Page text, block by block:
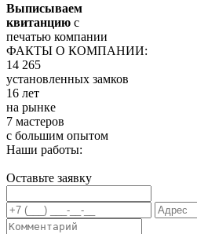
Выписываем
квитанцию с
печатью компании
ФАКТЫ О КОМПАНИИ:
14 265
установленных замков
16 лет
на рынке
7 мастеров
с большим опытом
Наши работы:
Оставьте заявку